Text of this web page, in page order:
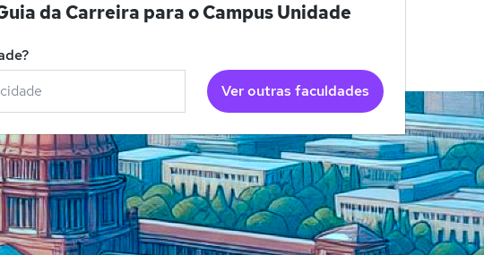
da Carreira para o Campus Unidade
Ver outras faculdades